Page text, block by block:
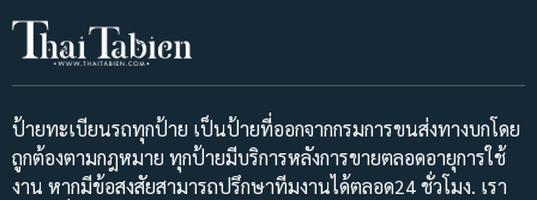
ป้ายทะเบียนรถทุกป้าย เป็นป้ายที่ออกจากกรมการขนส่งทางบกโดย
ถูกต้องตามกฎหมาย ทุกป้ายมีบริการหลังการขายตลอดอายุการใช้
งาน หากมีข้อสงสัยสามารถปรึกษาทีมงานได้ตลอด24 ชั่วโมง. เรา